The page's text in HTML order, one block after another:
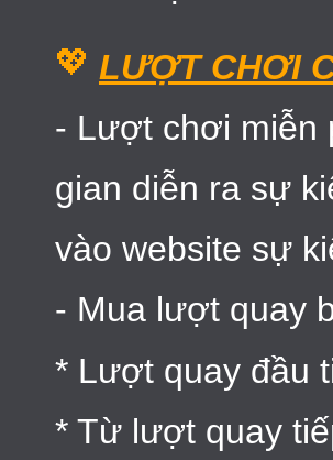
💖 LƯỢT CHƠI
- Lượt chơi miễn
gian diễn ra sự
vào website sự
- Mua lượt quay
* Lượt quay đầu
* Từ lượt quay